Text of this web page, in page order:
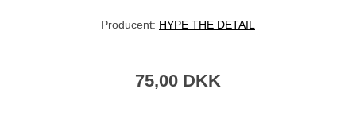
Producent: HYPE THE DETAIL
75,00 DKK